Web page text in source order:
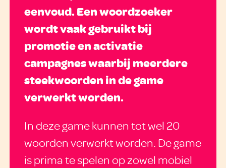
eenvoud. Een woordzoeker
wordt vaak gebruikt bij
promotie en activatie
campagnes waarbij meerdere
steekwoorden in de game
verwerkt worden.
In deze game kunnen tot wel 20
woorden verwerkt worden. De game
is prima te spelen op zowel mobiel